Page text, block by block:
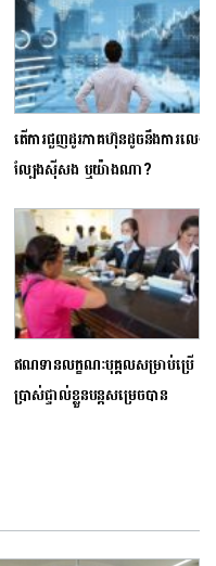
តើការជួញដូរភាគហ៊ុនដូចនឹងការលេង
ល្បែងស៊ីសង ឬយ៉ាងណា?
ឥណទានលក្ខណៈបុគ្គលសម្រាប់ប្រើ
ប្រាស់ផ្ទាល់ខ្លួនបន្តសម្រេចបាន